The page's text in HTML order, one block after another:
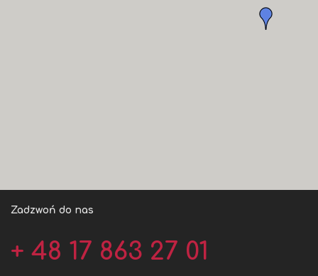
Zadzwoń do nas
+ 48 17 863 27 01